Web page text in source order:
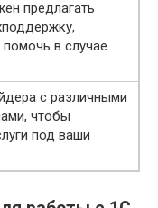
предлагать
в случае
с различными
чтобы
под ваши